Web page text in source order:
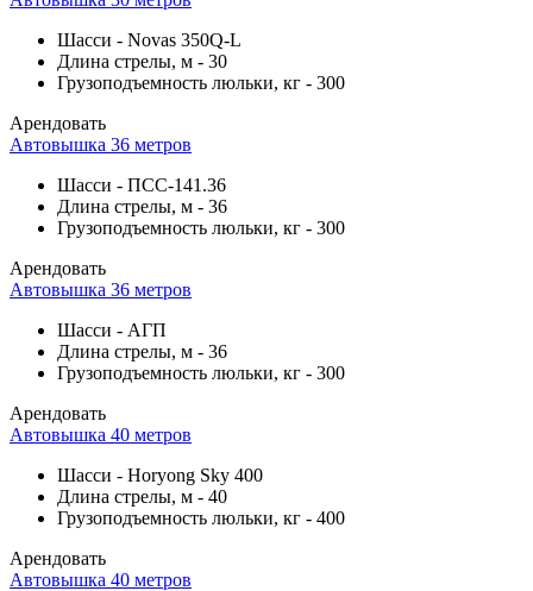
Шасси - Novas 350Q-L
Длина стрелы, м - 30
Грузоподъемность люльки, кг - 300
Арендовать
Автовышка 36 метров
Шасси - ПСС-141.36
Длина стрелы, м - 36
Грузоподъемность люльки, кг - 300
Арендовать
Автовышка 36 метров
Шасси - АГП
Длина стрелы, м - 36
Грузоподъемность люльки, кг - 300
Арендовать
Автовышка 40 метров
Шасси - Horyong Sky 400
Длина стрелы, м - 40
Грузоподъемность люльки, кг - 400
Арендовать
Автовышка 40 метров